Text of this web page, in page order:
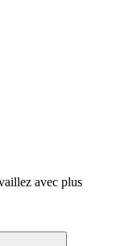
avec plus